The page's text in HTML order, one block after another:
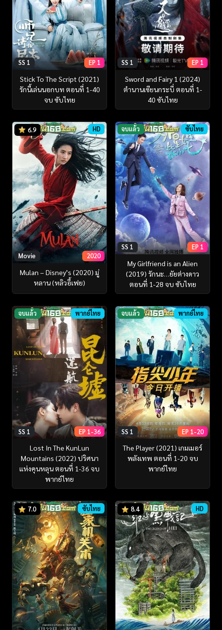
SS 1 EP 1
Stick To The Script (2021)
รักนี้เล่นนอกบท ตอนที่ 1-40
จบ ซับไทย
SS 1 EP 1
Sword and Fairy 1 (2024)
ตำนานเซียนกระบี่ ตอนที่ 1-
40 ซับไทย
6.9 HD
Movie 2020
Mulan – Disney’s (2020) มู่
หลาน (หลิวอี้เฟย)
จบแล้ว ซับไทย
SS 1 EP 1
My Girlfriend is an Alien
(2019) รักนะ…ยัยต่างดาว
ตอนที่ 1-28 จบ ซับไทย
จบแล้ว พากย์ไทย
SS 1 EP 1-36
Lost In The KunLun
Mountains (2022) ปริศนา
แห่งคุนหลุน ตอนที่ 1-36 จบ
พากย์ไทย
จบแล้ว พากย์ไทย
SS 1 EP 1-20
The Player (2021) เกมเมอร์
พลังเทพ ตอนที่ 1-20 จบ
พากย์ไทย
7.0 ซับไทย 8.4 HD